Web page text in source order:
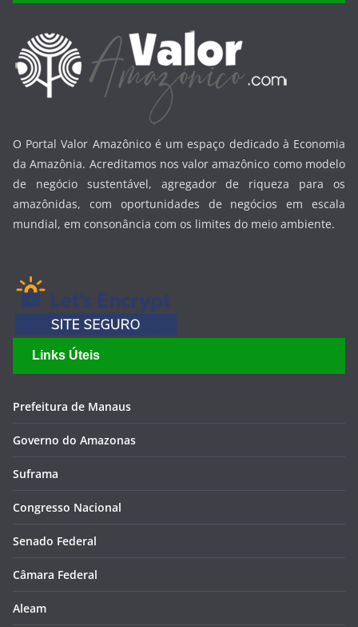
O Portal Valor Amazônico é um espaço dedicado à Economia
da Amazônia. Acreditamos nos valor amazônico como modelo
de negócio sustentável, agregador de riqueza para os
amazônidas, com oportunidades de negócios em escala
mundial, em consonância com os limites do meio ambiente.
Links Úteis
Prefeitura de Manaus
Governo do Amazonas
Suframa
Congresso Nacional
Senado Federal
Câmara Federal
Aleam